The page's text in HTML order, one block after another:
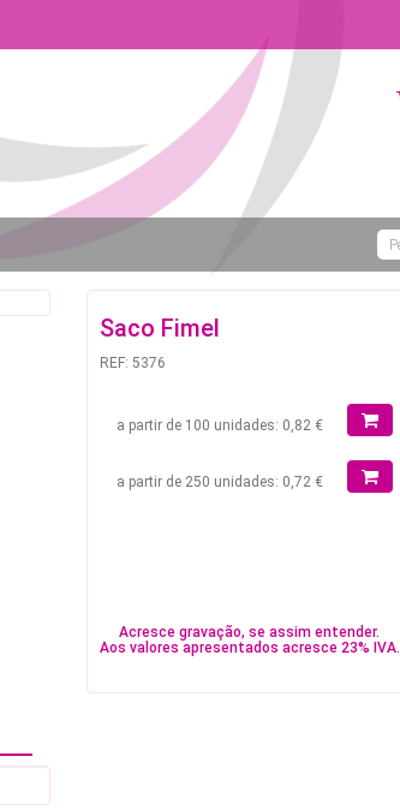
Saco Fimel
REF: 5376
a partir de 100 unidades: 0,82 €
a partir de 250 unidades: 0,72 €
Acresce gravação, se assim entender.
Aos valores apresentados acresce 23% IVA.